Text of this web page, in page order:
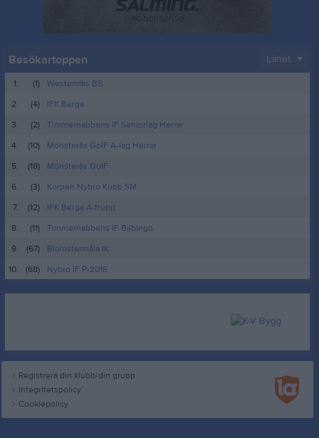
Besökartoppen Länet
1. (1)
Westerviks BS
2.
(4)
IFK Berga
3.
(2)
Timmernabbens IF Seniorlag Herrar
4.
(10)
Mönsterås GoIF A-lag Herrar
5.
(18)
Mönsterås GoIF
6.
(3)
Korpen Nybro Kubb SM
7.
(12)
IFK Berga A-trupp
8.
(11)
Timmernabbens IF Bilbingo
9.
(67)
Blomstermåla IK
10.
(68) Nybro IF P-2016
Registrera din klubb/din grupp
Integritetspolicy
Cookiepolicy